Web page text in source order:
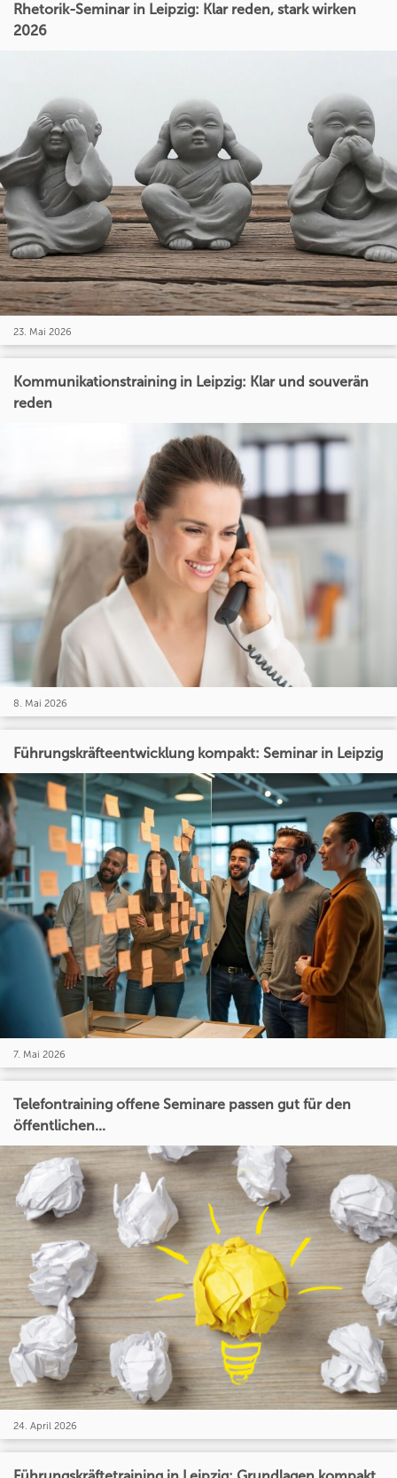
Rhetorik-Seminar in Leipzig: Klar reden, stark wirken
2026
23. Mai 2026
Kommunikationstraining in Leipzig: Klar und souverän
reden
8. Mai 2026
Führungskräfteentwicklung kompakt: Seminar in Leipzig
7. Mai 2026
Telefontraining offene Seminare passen gut für den
öffentlichen...
24. April 2026